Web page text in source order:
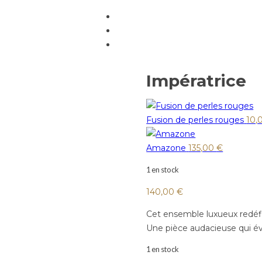
Impératrice
Fusion de perles rouges
Amazone 135,00€
1 en stock
140,00€
Cet ensemble luxueux
Une pièce audacieuse qui
1 en stock